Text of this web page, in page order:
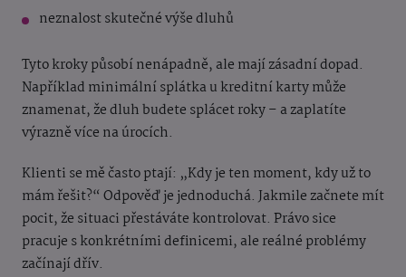
neznalost skutečné výše dluhů
Tyto kroky působí nenápadně, ale mají zásadní dopad.
Například minimální splátka u kreditní karty může
znamenat, že dluh budete splácet roky – a zaplatíte
výrazně více na úrocích.
Klienti se mě často ptají: „Kdy je ten moment, kdy už to
mám řešit?“ Odpověď je jednoduchá. Jakmile začnete mít
pocit, že situaci přestáváte kontrolovat. Právo sice
pracuje s konkrétními definicemi, ale reálné problémy
začínají dřív.